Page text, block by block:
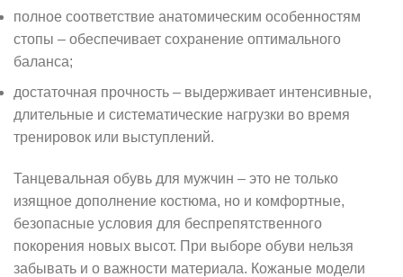
полное соответствие анатомическим особенностям
стопы – обеспечивает сохранение оптимального
баланса;
достаточная прочность – выдерживает интенсивные,
длительные и систематические нагрузки во время
тренировок или выступлений.
Танцевальная обувь для мужчин – это не только
изящное дополнение костюма, но и комфортные,
безопасные условия для беспрепятственного
покорения новых высот. При выборе обуви нельзя
забывать и о важности материала. Кожаные модели